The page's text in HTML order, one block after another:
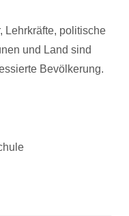
Lehrkräfte, politische
und Land sind
Bevölkerung.